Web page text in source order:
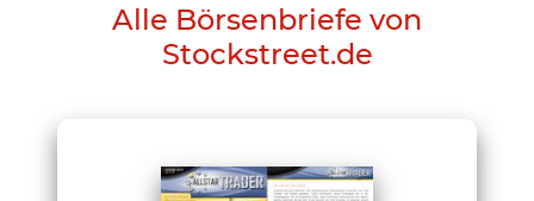
Alle Börsenbriefe von
Stockstreet.de